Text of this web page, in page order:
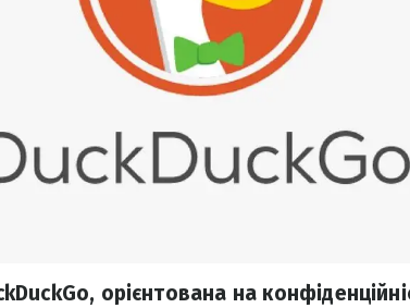
орієнтована на